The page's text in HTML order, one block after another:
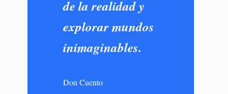
de la realidad y
explorar mundos
inimaginables.
Don Cuento